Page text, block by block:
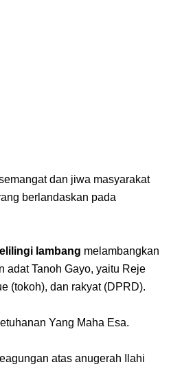
dan jiwa masyarakat
berlandaskan pada
lambang melambangkan
adat Tanoh Gayo, yaitu Reje
(tokoh), dan rakyat (DPRD).
Yang Maha Esa.
atas anugerah Ilahi